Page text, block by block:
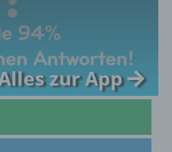
zur App
jeder mit oder ohne Hilfe
ausgeführte
solche Vorgangsreihe im
das Erfassen, die
Ordnen, die Speicherung,